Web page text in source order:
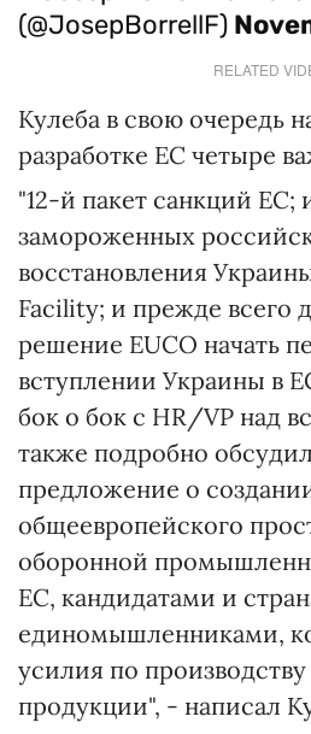
(@JosepBorrellF)
RELATED
Кулеба в свою очередь
разработке ЕС четыре
"12-й пакет санкций ЕС;
замороженных
восстановления
Facility; и прежде всего
решение EUCO начать
вступлении Украины в
бок о бок с HR/VP над
также подробно
предложение о
общеевропейского
оборонной
ЕС, кандидатами и
единомышленниками,
усилия по
продукции", - написал